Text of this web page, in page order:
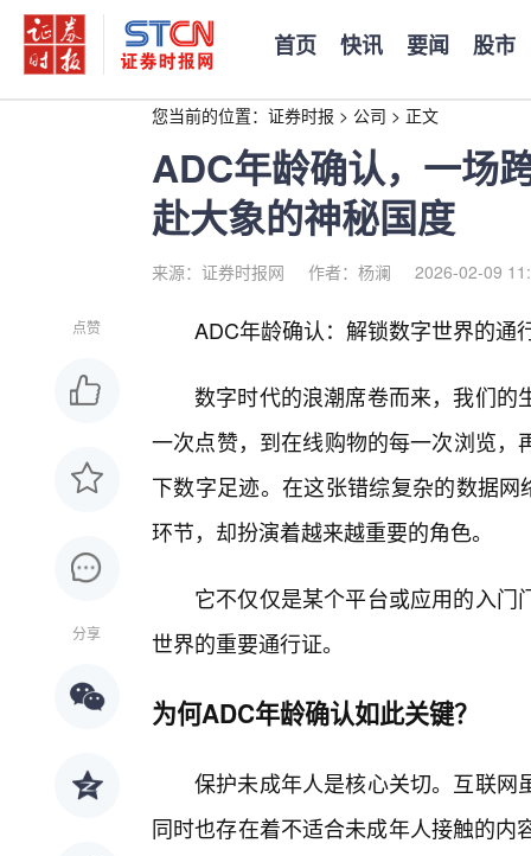
首页 快讯 要闻 股市
您当前的位置： 证券时报 > 公司 > 正文
ADC年龄确认，一场
赴大象的神秘国度
来源：证券时报网 作者：杨澜 2026-02-09
点赞
分享
ADC年龄确认：解锁数字世界的通
数字时代的浪潮席卷而来，我们的
一次点赞，到在线购物的每一次浏览
下数字足迹。在这张错综复杂的数据
环节，却扮演着越来越重要的角色。
它不仅仅是某个平台或应用的入
世界的重要通行证。
为何ADC年龄确认如此关键？
保护未成年人是核心关切。互联网
同时也存在着不适合未成年人接触的